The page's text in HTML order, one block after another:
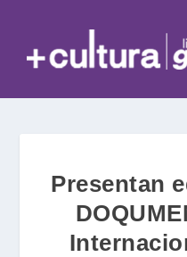
Presentan